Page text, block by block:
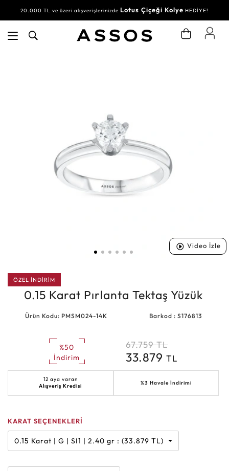
20.000 TL ve üzeri alışverişlerinizde Lotus Çiçeği Kolye HEDİYE!
Video İzle
ÖZEL İNDİRİM
0.15 Karat Pırlanta Tektaş Yüzük
Ürün Kodu: PMSM024-14K Barkod : S176813
%50
İndirim
67.759 TL
33.879TL
12 aya varan
Alışveriş Kredisi
%3 Havale İndirimi
KARAT SEÇENEKLERİ
0.15 Karat | G | SI1 | 2.40 gr : (33.879 TL)